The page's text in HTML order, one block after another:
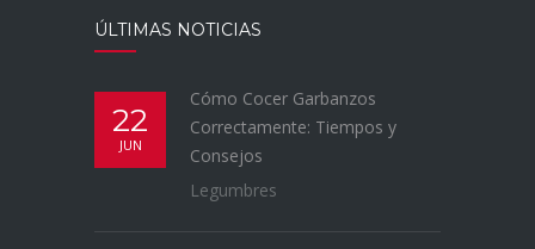
ÚLTIMAS NOTICIAS
22
JUN
Cómo Cocer Garbanzos
Correctamente: Tiempos y
Consejos
Legumbres